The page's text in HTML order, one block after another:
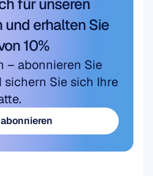
für unseren
erhalten Sie
10%
– abonnieren Sie
Sie sich Ihre